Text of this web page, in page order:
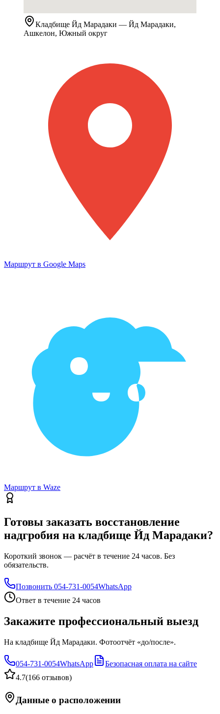
Кладбище Йд Марадаки — Йд Марадаки,
Ашкелон, Южный округ
Маршрут в Google Maps
Маршрут в Waze
Готовы заказать восстановление
надгробия на кладбище Йд Марадаки?
Короткий звонок — расчёт в течение 24 часов. Без
обязательств.
Позвонить 054-731-0054WhatsApp
Ответ в течение 24 часов
Закажите профессиональный выезд
На кладбище Йд Марадаки. Фотоотчёт «до/после».
054-731-0054WhatsApp
Безопасная оплата на сайте
4.7(166 отзывов)
Данные о расположении